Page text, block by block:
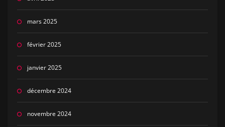
mars 2025
février 2025
janvier 2025
décembre 2024
novembre 2024